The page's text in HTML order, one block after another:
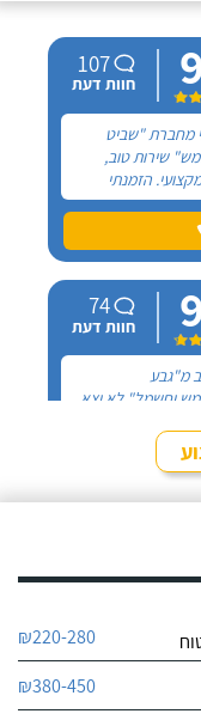
107
חוות דעת
מחברת "שביט
שירות טוב,
הזמנתי
מזמן, כשהתפוצץ
שמש של הדירה.
74
חוות דעת
מ"גבע
וחשמל" לא יצא
איתו הייתה
מדובר בדוד
של חברת "טל
עליהם מכל
אליהם לצורך
דוד שמש ללא
₪220-280
₪380-450